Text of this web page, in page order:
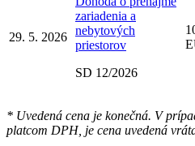
29. 5. 2026
zariadenia a
nebytových
priestorov
SD 12/2026
* Uvedená cena je konečná. V
platcom DPH, je cena uvedená